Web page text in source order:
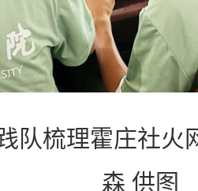
梳理霍庄社火
森 供图